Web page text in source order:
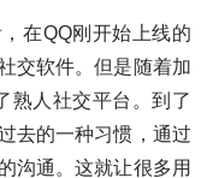
在QQ刚开始上线的
交软件。但是随着加
熟人社交平台。到了
去的一种习惯，通过
沟通。这就让很多用